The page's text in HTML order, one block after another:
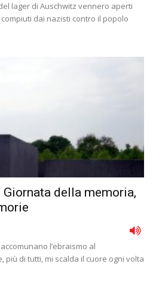
lager di Auschwitz vennero aperti
dai nazisti contro il popolo
della memoria,
l’ebraismo al
più di tutti, mi scalda il cuore ogni volta